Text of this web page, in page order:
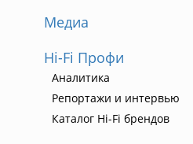
Медиа
Hi-Fi Профи
Аналитика
Репортажи и интервью
Каталог Hi-Fi брендов